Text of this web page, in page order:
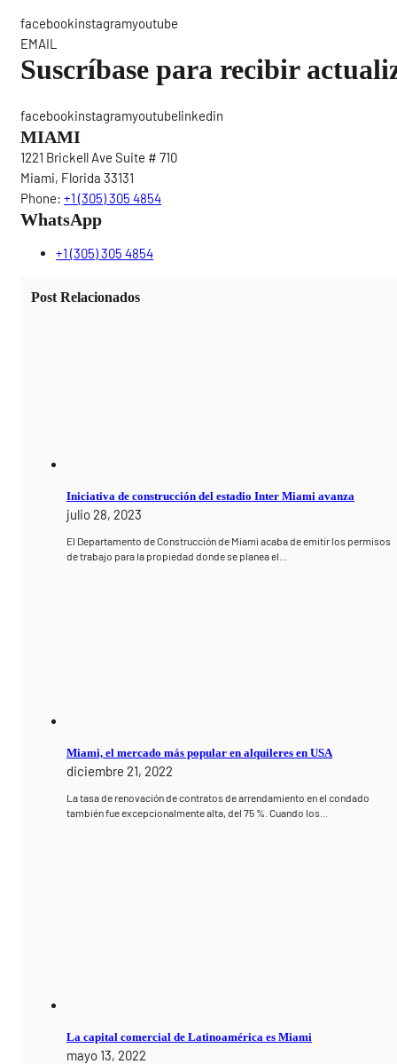
facebookinstagramyoutube
EMAIL
Suscríbase para recibir
facebookinstagramyoutubelinkedin
MIAMI
1221 Brickell Ave Suite # 710
Miami, Florida 33131
Phone: +1 (305) 305 4854
WhatsApp
+1 (305) 305 4854
Post Relacionados
Iniciativa de construcción del estadio Inter Miami avanza
julio 28, 2023
El Departamento de Construcción de Miami acaba de emitir los permisos
de trabajo para la propiedad donde se planea el…
Miami, el mercado más popular en alquileres en USA
diciembre 21, 2022
La tasa de renovación de contratos de arrendamiento en el condado
también fue excepcionalmente alta, del 75 %. Cuando los…
La capital comercial de Latinoamérica es Miami
mayo 13, 2022